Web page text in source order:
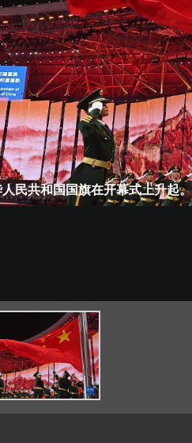
民共和国国旗在开幕式上升起。